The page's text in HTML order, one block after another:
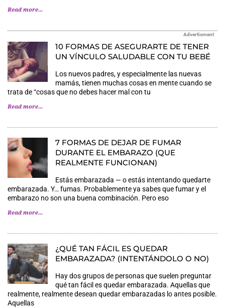
Read more...
Advertisment
10 FORMAS DE ASEGURARTE DE TENER
UN VÍNCULO SALUDABLE CON TU BEBÉ
Los nuevos padres, y especialmente las nuevas
mamás, tienen muchas cosas en mente cuando se
trata de “cosas que no debes hacer mal con tu
Read more...
7 FORMAS DE DEJAR DE FUMAR
DURANTE EL EMBARAZO (QUE
REALMENTE FUNCIONAN)
Estás embarazada — o estás intentando quedarte
embarazada. Y… fumas. Probablemente ya sabes que fumar y el
embarazo no son una buena combinación. Pero eso
Read more...
¿QUÉ TAN FÁCIL ES QUEDAR
EMBARAZADA? (INTENTÁNDOLO O NO)
Hay dos grupos de personas que suelen preguntar
qué tan fácil es quedar embarazada. Aquellas que
realmente, realmente desean quedar embarazadas lo antes posible.
Aquellas